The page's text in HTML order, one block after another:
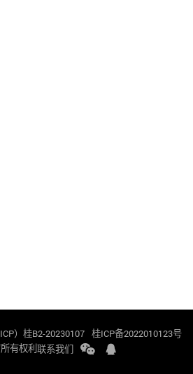
）桂B2-20230107 桂ICP备2022010123号
有权利联系我们